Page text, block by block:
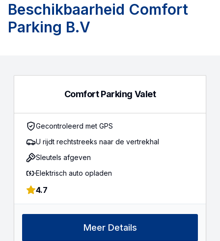
Beschikbaarheid Comfort
Parking B.V
Comfort Parking Valet
Gecontroleerd met GPS
U rijdt rechtstreeks naar de vertrekhal
Sleutels afgeven
Elektrisch auto opladen
4.7
Meer Details